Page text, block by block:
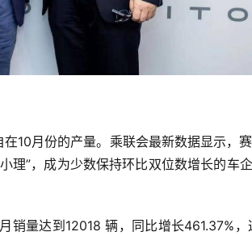
10月份的产量。乘联会最新数据显示，
理”，成为少数保持环比双位数增长的车
销量达到12018 辆，同比增长461.37%